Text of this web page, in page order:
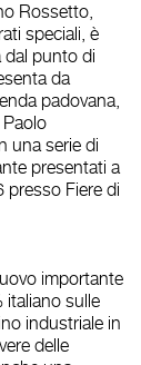
Rossetto,
speciali, è
dal punto di
da
padovana,
una serie di
presentati a
presso Fiere di
importante
italiano sulle
industriale in
delle